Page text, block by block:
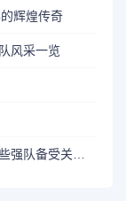
辉煌传奇
风采一览